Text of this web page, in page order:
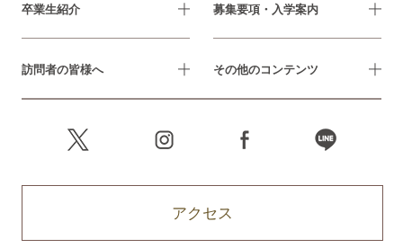
卒業生紹介 募集要項・入学案内
訪問者の皆様へ その他のコンテンツ
アクセス